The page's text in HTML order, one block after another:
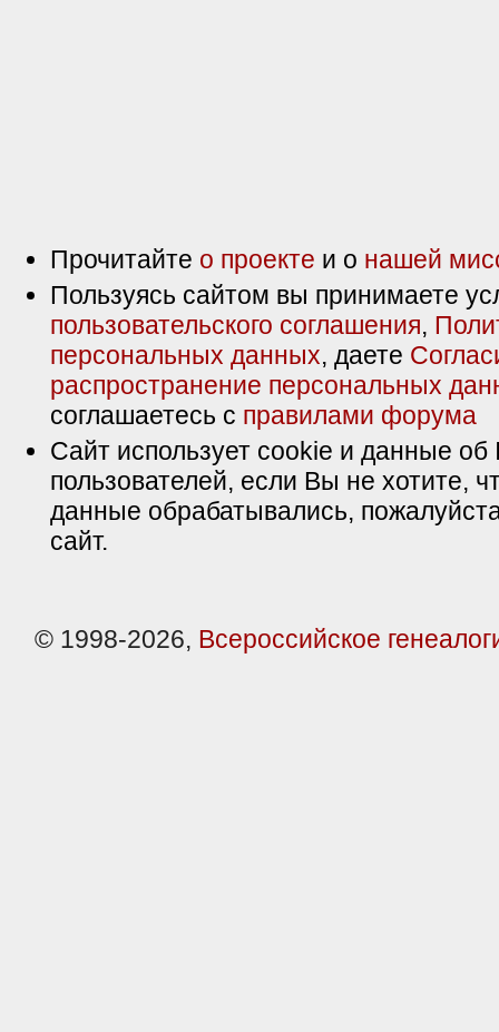
Прочитайте о проекте и о нашей
Пользуясь сайтом вы принимаете
пользовательского соглашения,
персональных данных, даете
распространение персональных
соглашаетесь с правилами форума
Сайт использует cookie и данные об
пользователей, если Вы не хотите,
данные обрабатывались,
сайт.
© 1998-2026, Всероссийское